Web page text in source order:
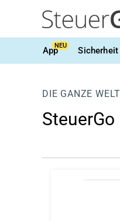
AppNEU Sicherheit
DIE GANZE
SteuerGo